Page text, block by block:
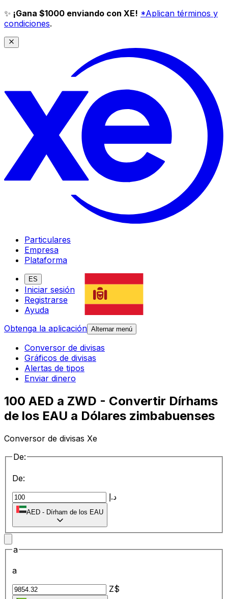
✨ ¡Gana $1000 enviando con XE! *Aplican términos y
condiciones.
Particulares
Empresa
Plataforma
ES
Iniciar sesión
Registrarse
Ayuda
Obtenga la aplicación Alternar menú
Conversor de divisas
Gráficos de divisas
Alertas de tipos
Enviar dinero
100 AED a ZWD - Convertir Dírhams
de los EAU a Dólares zimbabuenses
Conversor de divisas Xe
De:
De:
د.إ
AED - Dírham de los EAU
a
a
Z$